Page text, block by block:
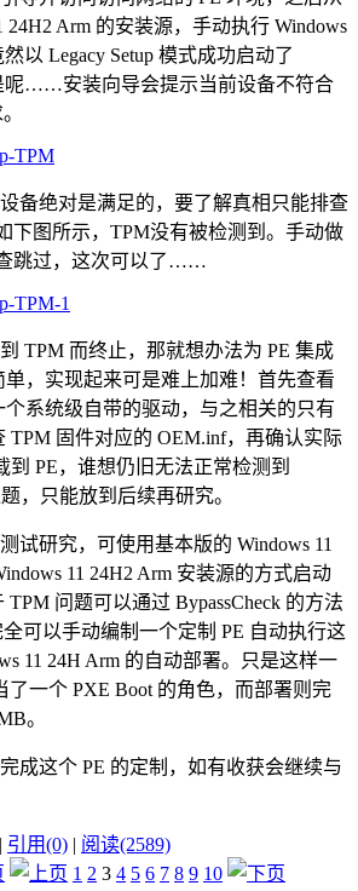
24H2 Arm 的安装源，手动执行 Windows
以 Legacy Setup 模式成功启动了
呢……安装向导会提示当前设备不符合
绝对是满足的，要了解真相只能排查
下图所示，TPM没有被检测到。手动做
查跳过，这次可以了……
而终止，那就想办法为 PE 集成
，实现起来可是难上加难！首先查看
系统级自带的驱动，与之相关的只有
TPM 固件对应的 OEM.inf，再确认实际
到 PE，谁想仍旧无法正常检测到
，只能放到后续再研究。
研究，可使用基本版的 Windows 11
11 24H2 Arm 安装源的方式启动
TPM 问题可以通过 BypassCheck 的方法
可以手动编制一个定制 PE 自动执行这
11 24H Arm 的自动部署。只是这样一
了一个 PXE Boot 的角色，而部署则完
。
这个 PE 的定制，如有收获会继续与
| 引用(0) | 阅读(2589)
1 2 3 4 5 6 7 8 9 10